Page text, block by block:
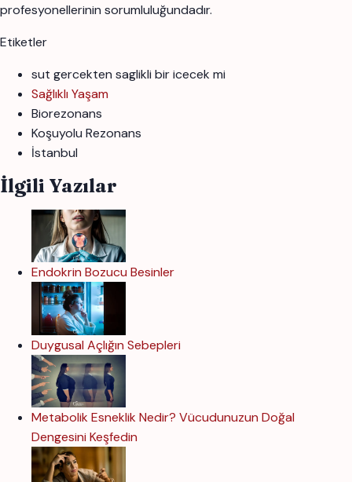
profesyonellerinin sorumluluğundadır.
Etiketler
sut gercekten saglikli bir icecek mi
Sağlıklı Yaşam
Biorezonans
Koşuyolu Rezonans
İstanbul
İlgili Yazılar
Endokrin Bozucu Besinler
Duygusal Açlığın Sebepleri
Metabolik Esneklik Nedir? Vücudunuzun Doğal
Dengesini Keşfedin